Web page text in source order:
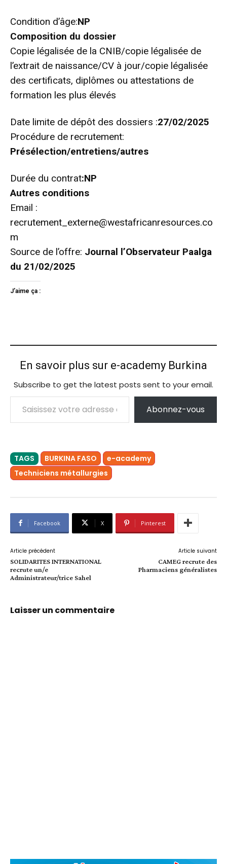
Condition d’âge:NP
Composition du dossier
Copie légalisée de la CNIB/copie légalisée de
l’extrait de naissance/CV à jour/copie légalisée
des certificats, diplômes ou attestations de
formation les plus élevés
Date limite de dépôt des dossiers :27/02/2025
Procédure de recrutement:
Présélection/entretiens/autres
Durée du contrat:NP
Autres conditions
Email :
recrutement_externe@westafricanresources.co
m
Source de l’offre: Journal l’Observateur Paalga
du 21/02/2025
J’aime ça :
En savoir plus sur e-academy Burkina
Subscribe to get the latest posts sent to your email.
Saisissez votre adresse e-mail…
Abonnez-vous
TAGS BURKINA FASO
e-academy
Techniciens métallurgies
Facebook X Pinterest
Article précédent
SOLIDARITES INTERNATIONAL
recrute un/e
Administrateur/trice Sahel
Article suivant
CAMEG recrute des
Pharmaciens généralistes
Laisser un commentaire